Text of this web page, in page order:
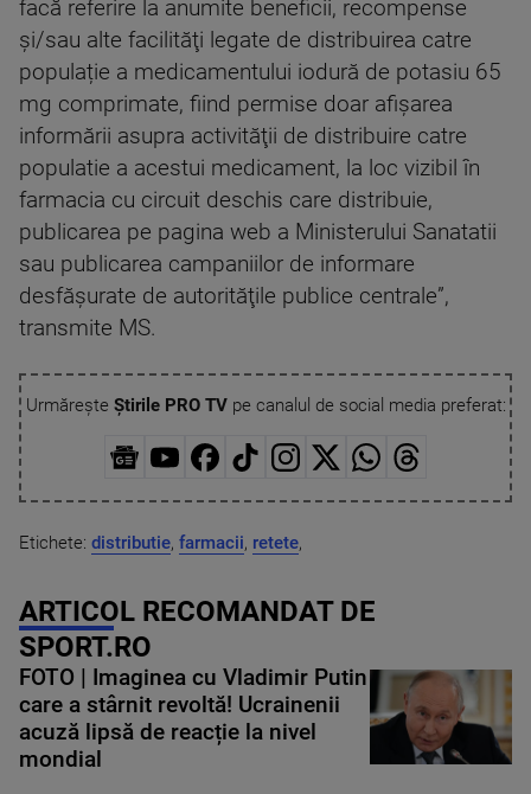
facă referire la anumite beneficii, recompense
şi/sau alte facilităţi legate de distribuirea catre
populație a medicamentului iodură de potasiu 65
mg comprimate, fiind permise doar afişarea
informării asupra activităţii de distribuire catre
populatie a acestui medicament, la loc vizibil în
farmacia cu circuit deschis care distribuie,
publicarea pe pagina web a Ministerului Sanatatii
sau publicarea campaniilor de informare
desfăşurate de autorităţile publice centrale”,
transmite MS.
Urmărește Știrile PRO TVpe canalul de social media preferat:
Etichete: distributie, farmacii, retete,
ARTICOL RECOMANDAT DE
SPORT.RO
FOTO | Imaginea cu Vladimir Putin
care a stârnit revoltă! Ucrainenii
acuză lipsă de reacție la nivel
mondial